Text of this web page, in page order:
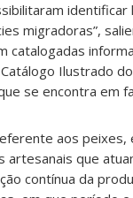
migradoras”,
Ilustrado
se encontra em
aos
que
contínua da